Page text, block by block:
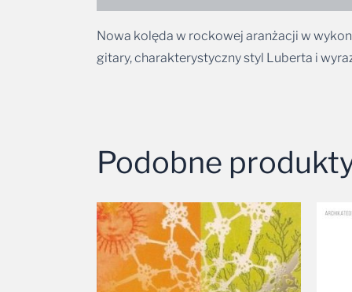
Nowa kolęda w rockowej aranżacji w
gitary, charakterystyczny styl Luberta i
Podobne